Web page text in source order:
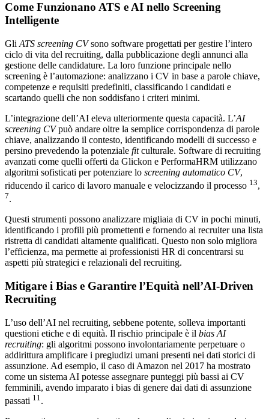
Come Funzionano ATS e AI nello Screening
Intelligente
Gli ATS screening CVsono software progettati per gestire l’intero
ciclo di vita del recruiting, dalla pubblicazione degli annunci alla
gestione delle candidature. La loro funzione principale nello
screening è l’automazione: analizzano i CV in base a parole chiave,
competenze e requisiti predefiniti, classificando i candidati e
scartando quelli che non soddisfano i criteri minimi.
L’integrazione dell’AI eleva ulteriormente questa capacità. L’AI
screening CVpuò andare oltre la semplice corrispondenza di parole
chiave, analizzando il contesto, identificando modelli di successo e
persino prevedendo la potenziale fitculturale. Software di recruiting
avanzati come quelli offerti da Glickon e PerformaHRM utilizzano
algoritmi sofisticati per potenziare lo screening automatico CV,
riducendo il carico di lavoro manuale e velocizzando il processo 13,
7.
Questi strumenti possono analizzare migliaia di CV in pochi minuti,
identificando i profili più promettenti e fornendo ai recruiter una lista
ristretta di candidati altamente qualificati. Questo non solo migliora
l’efficienza, ma permette ai professionisti HR di concentrarsi su
aspetti più strategici e relazionali del recruiting.
Mitigare i Bias e Garantire l’Equità nell’AI-Driven
Recruiting
L’uso dell’AI nel recruiting, sebbene potente, solleva importanti
questioni etiche e di equità. Il rischio principale è il bias AI
recruiting: gli algoritmi possono involontariamente perpetuare o
addirittura amplificare i pregiudizi umani presenti nei dati storici di
assunzione. Ad esempio, il caso di Amazon nel 2017 ha mostrato
come un sistema AI potesse assegnare punteggi più bassi ai CV
femminili, avendo imparato i bias di genere dai dati di assunzione
passati 11 .